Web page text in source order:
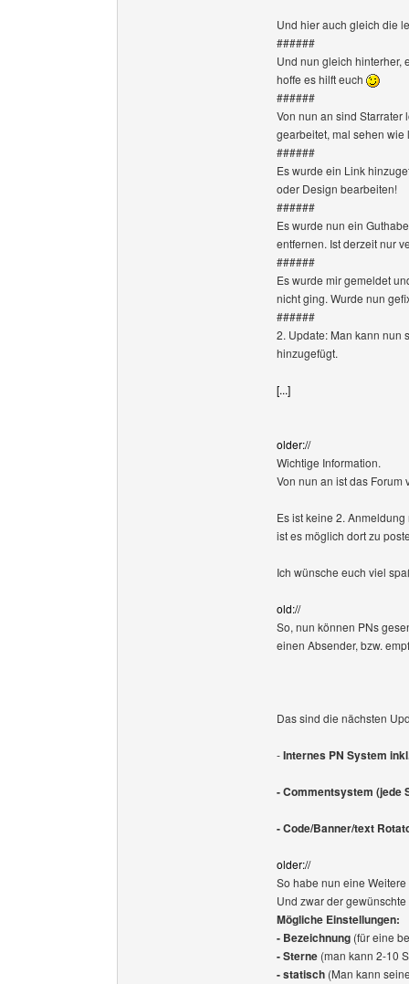
Und hier auch gleich die
######
Und nun gleich hinterher,
hoffe es hilft euch
######
Von nun an sind Starrater
gearbeitet, mal sehen wie
######
Es wurde ein Link
oder Design bearbeiten!
######
Es wurde nun ein
entfernen. Ist derzeit nur
######
Es wurde mir gemeldet
nicht ging. Wurde nun
######
2. Update: Man kann nun
hinzugefügt.
[...]
older://
Wichtige Information.
Von nun an ist das Forum
Es ist keine 2.
ist es möglich dort zu
Ich wünsche euch viel
old://
So, nun können PNs
einen Absender, bzw.
Das sind die nächsten
-Internes PN System
- Commentsystem (jede
- Code/Banner/text
older://
So habe nun eine
Und zwar der
Mögliche Einstellungen:
- Bezeichnung (für eine
- Sterne (man kann 2-10
- statisch (Man kann